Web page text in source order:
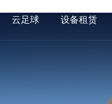
云足球 设备租赁